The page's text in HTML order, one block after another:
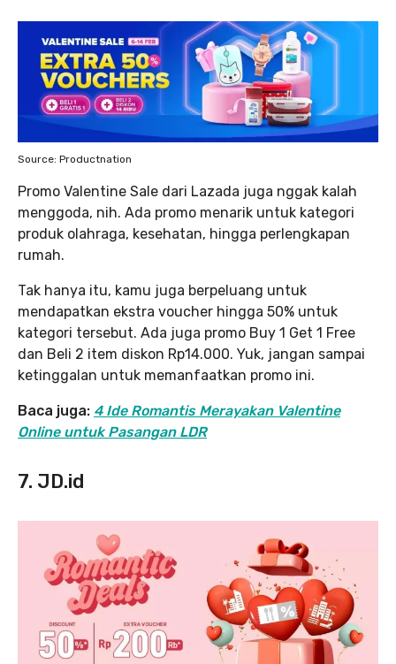
Source: Productnation
Promo Valentine Sale dari Lazada juga nggak kalah
menggoda, nih. Ada promo menarik untuk kategori
produk olahraga, kesehatan, hingga perlengkapan
rumah.
Tak hanya itu, kamu juga berpeluang untuk
mendapatkan ekstra voucher hingga 50% untuk
kategori tersebut. Ada juga promo Buy 1 Get 1 Free
dan Beli 2 item diskon Rp14.000. Yuk, jangan sampai
ketinggalan untuk memanfaatkan promo ini.
Baca juga: 4 Ide Romantis Merayakan Valentine
Online untuk Pasangan LDR
7. JD.id